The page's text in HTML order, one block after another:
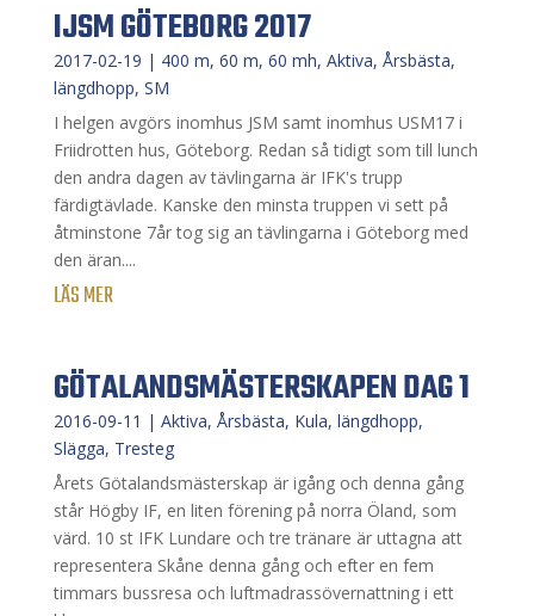
IJSM GÖTEBORG 2017
2017-02-19 | 400 m, 60 m, 60 mh, Aktiva, Årsbästa,
längdhopp, SM
I helgen avgörs inomhus JSM samt inomhus USM17 i
Friidrotten hus, Göteborg. Redan så tidigt som till lunch
den andra dagen av tävlingarna är IFK's trupp
färdigtävlade. Kanske den minsta truppen vi sett på
åtminstone 7år tog sig an tävlingarna i Göteborg med
den äran....
LÄS MER
GÖTALANDSMÄSTERSKAPEN DAG 1
2016-09-11 | Aktiva, Årsbästa, Kula, längdhopp,
Slägga, Tresteg
Årets Götalandsmästerskap är igång och denna gång
står Högby IF, en liten förening på norra Öland, som
värd. 10 st IFK Lundare och tre tränare är uttagna att
representera Skåne denna gång och efter en fem
timmars bussresa och luftmadrassövernattning i ett